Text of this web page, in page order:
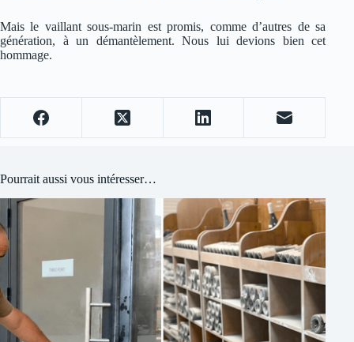
Mais le vaillant sous-marin est promis, comme d’autres de sa
génération, à un démantèlement. Nous lui devions bien cet
hommage.
Pourrait aussi vous intéresser…